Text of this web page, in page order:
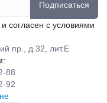
Подписаться
и согласен с условиями
пр., д.32, лит.Е
88
92